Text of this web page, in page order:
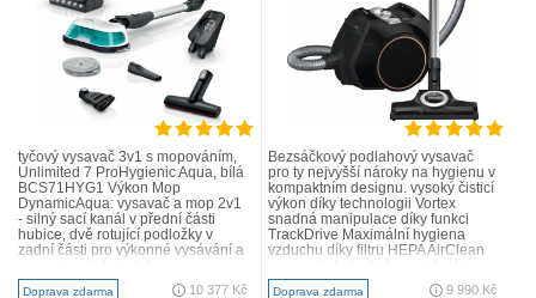
tyčový vysavač 3v1 s mopováním,
Unlimited 7 ProHygienic Aqua, bílá
BCS71HYG1 Výkon Mop
DynamicAqua: vysavač a mop 2v1
- silný sací kanál v přední části
hubice, dvě rotující podložky v
zadní části pro výkonné vysávání a
Automatické dávkování vody pro ..
Doprava zdarma 10 377 Kč
Bezsáčkový podlahový vysavač
pro ty nejvyšší nároky na hygienu v
kompaktním designu. vysoký čisticí
výkon díky technologii Vortex
snadná manipulace díky funkci
TrackDrive Maximální hygiena
vzduchu díky filtru HEPA AirClean
všechny maji..
Doprava zdarma 9 990 Kč